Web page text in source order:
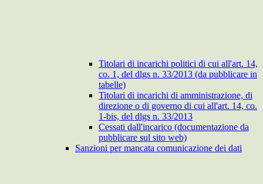
Titolari di incarichi politici di cui all'art. 14,
co. 1, del dlgs n. 33/2013 (da pubblicare in
tabelle)
Titolari di incarichi di amministrazione, di
direzione o di governo di cui all'art. 14, co.
1-bis, del dlgs n. 33/2013
Cessati dall'incarico (documentazione da
pubblicare sul sito web)
Sanzioni per mancata comunicazione dei dati